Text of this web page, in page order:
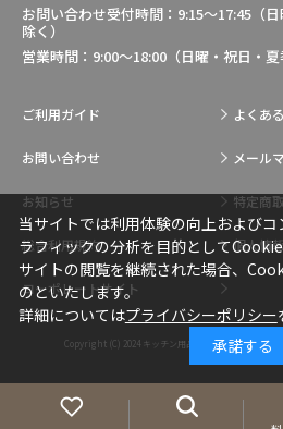
お問い合わせ受付時間：9:15～17:45（
除く）
営業時間：9:00～18:00（日曜・祝日・夏
ご利用ガイド よくあ
お問い合わせ メール
お知らせ 特定商
総合利用規約 個人情
コーポレートサイト
Copyright (C) 2024 キッチン用品・調理用品の通販は
当サイトでは利用体験の向上および
ラフィックの分析を目的としてCookie
サイトの閲覧を継続された場合、
のといたします。
詳細についてはプライバシーポリシー
承諾する